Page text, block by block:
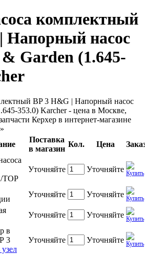
комплектный
Напорный насос
Garden (1.645-
Поставка
в магазин
Кол. Цена
Уточняйте Уточняйте
Уточняйте Уточняйте
Уточняйте Уточняйте
в
3
Уточняйте Уточняйте